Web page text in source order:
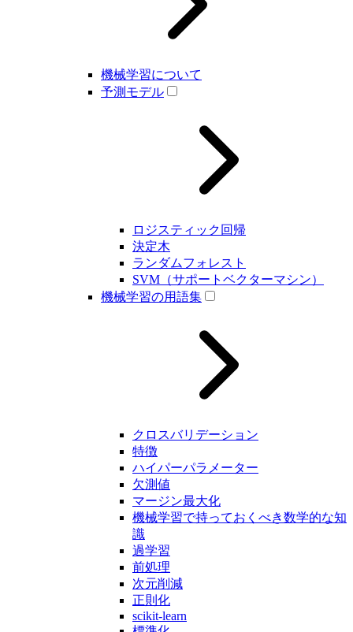
機械学習について
予測モデル
ロジスティック回帰
決定木
ランダムフォレスト
SVM（サポートベクターマシン）
機械学習の用語集
クロスバリデーション
特徴
ハイパーパラメーター
欠測値
マージン最大化
機械学習で持っておくべき数学的な知
識
過学習
前処理
次元削減
正則化
scikit-learn